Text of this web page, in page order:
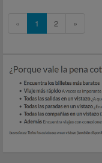
« 1 2 »